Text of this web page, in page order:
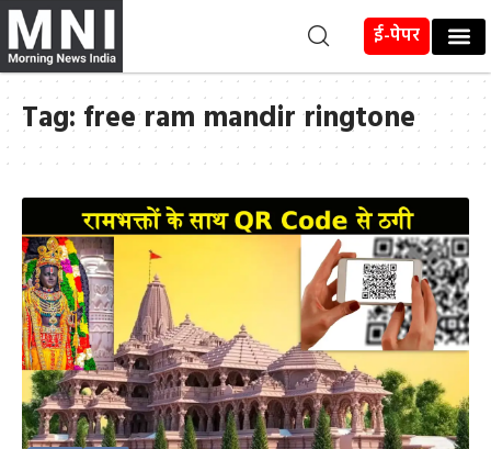
ई-पेपर
Tag: free ram mandir ringtone